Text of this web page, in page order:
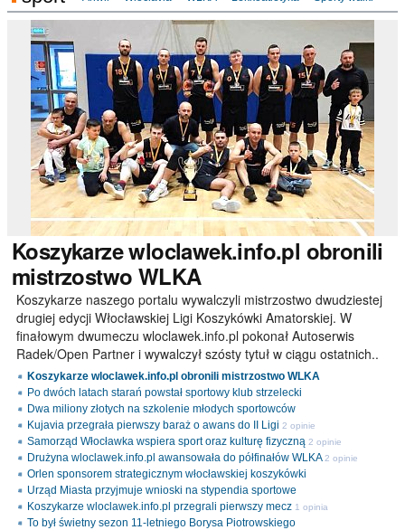
Koszykarzewloclawek.info.pl obronili
mistrzostwo WLKA
Koszykarze naszego portalu wywalczyli mistrzostwo dwudziestej
drugiej edycji Włocławskiej Ligi Koszykówki Amatorskiej. W
finałowym dwumeczu wloclawek.info.pl pokonał Autoserwis
Radek/Open Partner i wywalczył szósty tytuł w ciągu ostatnich..
Koszykarze wloclawek.info.pl obronili mistrzostwo WLKA
Po dwóch latach starań powstał sportowy klub strzelecki
Dwa miliony złotych na szkolenie młodych sportowców
Kujavia przegrała pierwszy baraż o awans do II Ligi 2 opinie
Samorząd Włocławka wspiera sport oraz kulturę fizyczną 2 opinie
Drużyna wloclawek.info.pl awansowała do półfinałów WLKA 2 opinie
Orlen sponsorem strategicznym włocławskiej koszykówki
Urząd Miasta przyjmuje wnioski na stypendia sportowe
Koszykarze wloclawek.info.pl przegrali pierwszy mecz 1 opinia
To był świetny sezon 11-letniego Borysa Piotrowskiego